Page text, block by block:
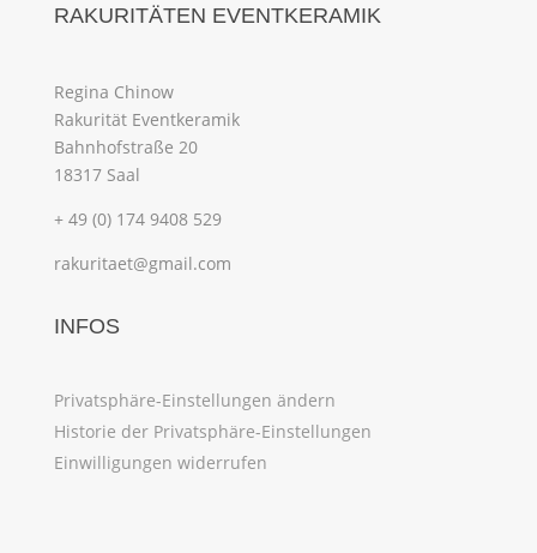
RAKURITÄTEN EVENTKERAMIK
Regina Chinow
Rakurität Eventkeramik
Bahnhofstraße 20
18317 Saal
+ 49 (0) 174 9408 529
rakuritaet@gmail.com
INFOS
Privatsphäre-Einstellungen ändern
Historie der Privatsphäre-Einstellungen
Einwilligungen widerrufen